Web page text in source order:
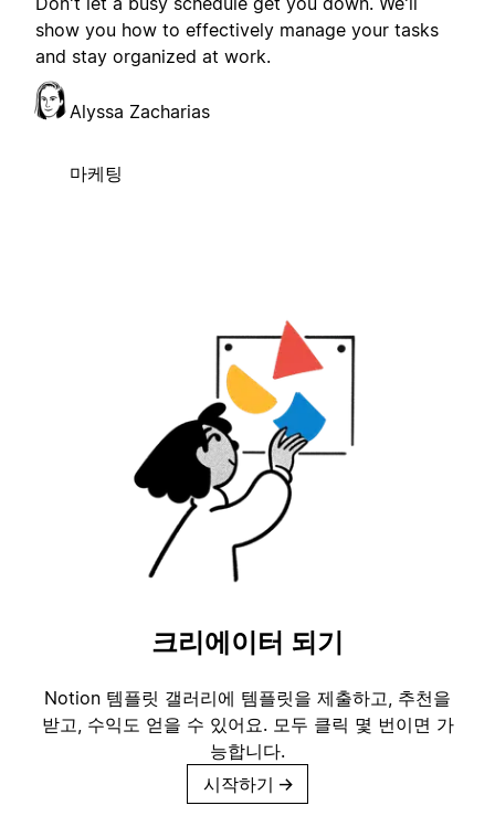
show you how to effectively manage your tasks
and stay organized at work.
Alyssa Zacharias
마케팅
크리에이터 되기
Notion 템플릿 갤러리에 템플릿을 제출하고, 추천을
받고, 수익도 얻을 수 있어요. 모두 클릭 몇 번이면 가
능합니다.
시작하기 →